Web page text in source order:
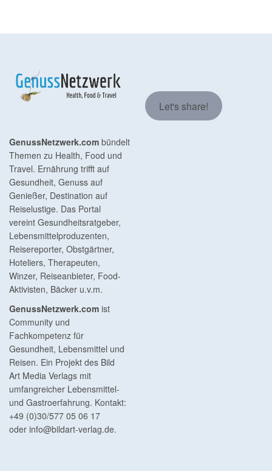
GenussNetzwerk.com bündelt
Themen zu Health, Food und
Travel. Ernährung trifft auf
Gesundheit, Genuss auf
Genießer, Destination auf
Reiselustige. Das Portal
vereint Gesundheitsratgeber,
Lebensmittelproduzenten,
Reisereporter, Obstgärtner,
Hoteliers, Therapeuten,
Winzer, Reiseanbieter, Food-
Aktivisten, Bäcker u.v.m.
GenussNetzwerk.com ist
Community und
Fachkompetenz für
Gesundheit, Lebensmittel und
Reisen. Ein Projekt des Bild
Art Media Verlags mit
umfangreicher Lebensmittel-
und Gastroerfahrung. Kontakt:
+49 (0)30/577 05 06 17
oder info@bildart-verlag.de.
Let's share!